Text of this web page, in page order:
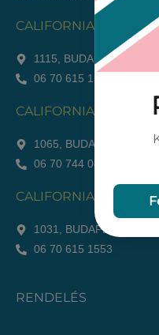
CALIFORNIA POKÉ
1115, BUDAPEST,
06 70 615 1553
CALIFORNIA POKÉ
1065, BUDAPEST,
06 70 744 0820
CALIFORNIA POKÉ
1031, BUDAPEST,
06 70 615 1553
RENDELÉS